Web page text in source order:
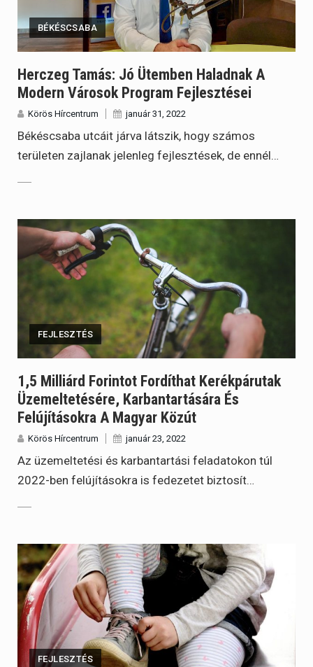
BÉKÉSCSABA
Herczeg Tamás: Jó Ütemben Haladnak A
Modern Városok Program Fejlesztései
Körös Hírcentrum január 31, 2022
Békéscsaba utcáit járva látszik, hogy számos
területen zajlanak jelenleg fejlesztések, de ennél…
FEJLESZTÉS
1,5 Milliárd Forintot Fordíthat Kerékpárutak
Üzemeltetésére, Karbantartására És
Felújításokra A Magyar Közút
Körös Hírcentrum január 23, 2022
Az üzemeltetési és karbantartási feladatokon túl
2022-ben felújításokra is fedezetet biztosít…
FEJLESZTÉS